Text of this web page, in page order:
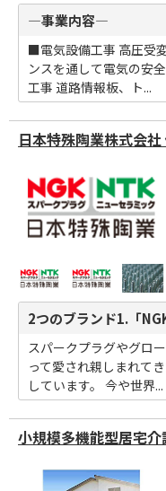
―事業内容―
■電気設備工事 高圧受
ンスを通して電気の安
工事 道路情報板、ト...
日本特殊陶業株式会
2つのブランド1.「
スパークプラグやグロ
って愛され親しまれて
しています。 今や世界...
小規模多機能型居宅